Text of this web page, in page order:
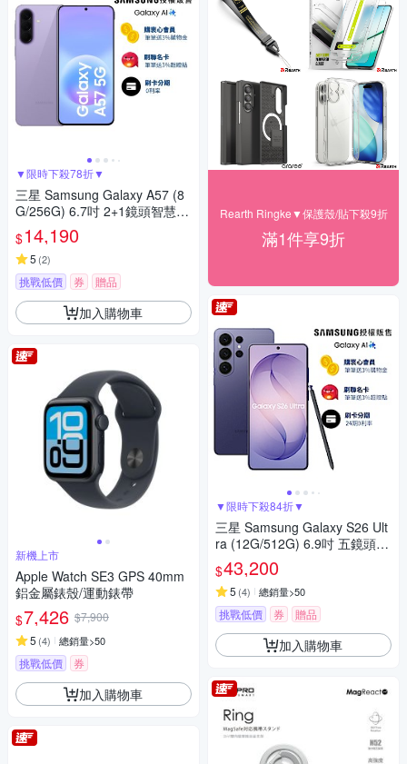
▼限時下殺78折▼
三星 Samsung Galaxy A57 (8
G/256G) 6.7吋 2+1鏡頭智慧手
機
$14,190
5 (2)
挑戰低價 券 贈品
加入購物車
新機上市
Apple Watch SE3 GPS 40mm
鋁金屬錶殼/運動錶帶
$7,426 $7,900
5 (4) 總銷量>50
挑戰低價 券
加入購物車
Rearth Ringke▼保護殼/貼下殺9折
滿1件享9折
▼限時下殺84折▼
三星 Samsung Galaxy S26 Ult
ra (12G/512G) 6.9吋 五鏡頭智
慧手機
$43,200
5 (4) 總銷量>50
挑戰低價 券 贈品
加入購物車